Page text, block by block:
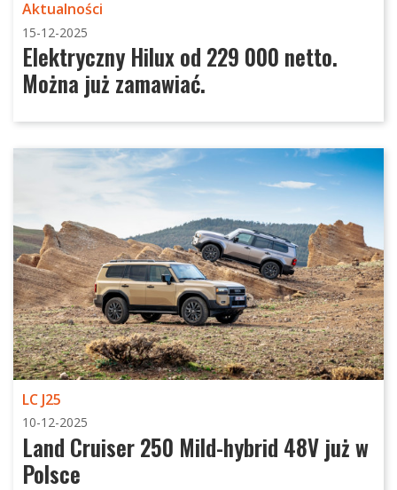
Aktualności
15-12-2025
Elektryczny Hilux od 229 000 netto.
Można już zamawiać.
LC J25
10-12-2025
Land Cruiser 250 Mild-hybrid 48V już w
Polsce